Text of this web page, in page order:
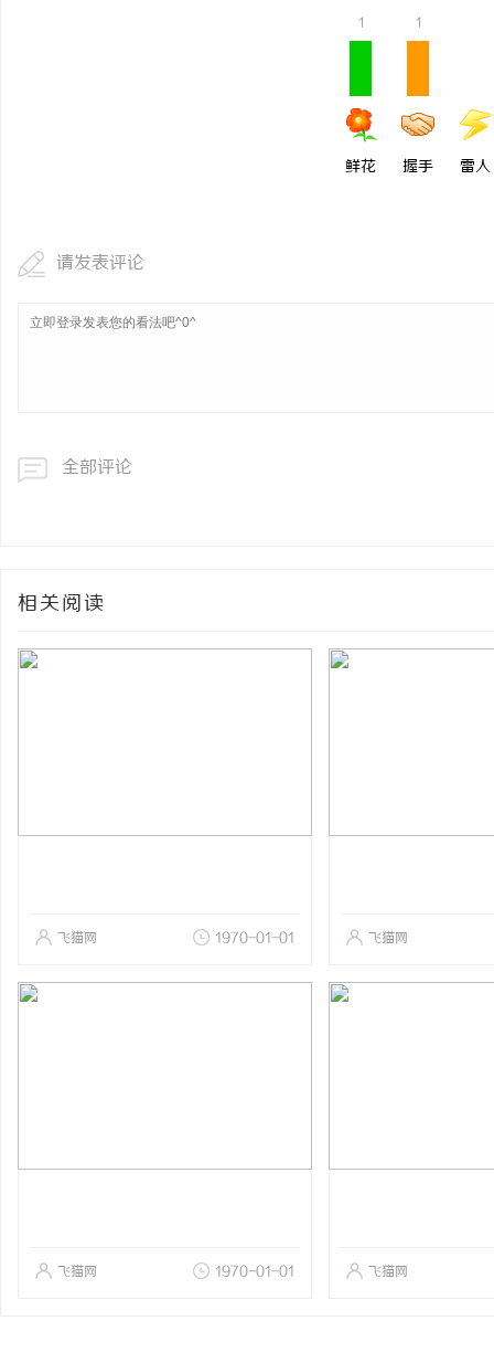
1
鲜花
1
握手 雷人
请发表评论
全部评论
相关阅读
飞猫网 1970-01-01 飞猫网
飞猫网 1970-01-01 飞猫网